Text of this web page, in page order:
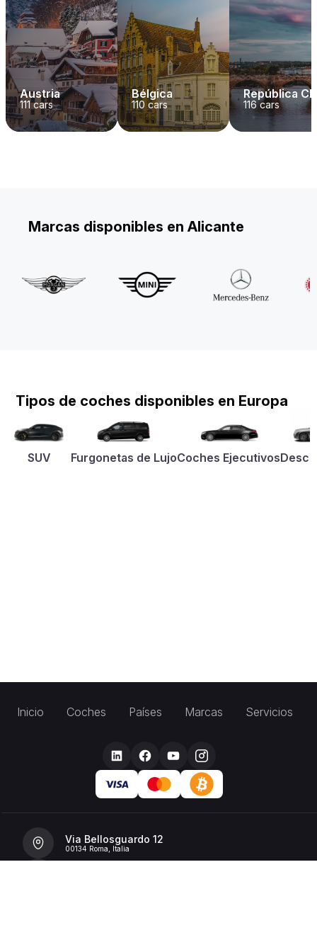
Austria
111cars
Bélgica
110 cars
República
116cars
Marcas disponibles en Alicante
Tipos de coches disponibles en Europa
SUV Furgonetas de LujoCoches Ejecutivos
Inicio Coches Países Marcas Servicios
Via Bellosguardo 12
00134 Roma, Italia